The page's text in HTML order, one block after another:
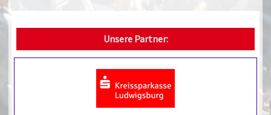
Unsere Partner: